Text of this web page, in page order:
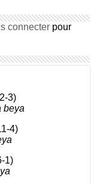
connecter pour
3)
beya
4)
1)